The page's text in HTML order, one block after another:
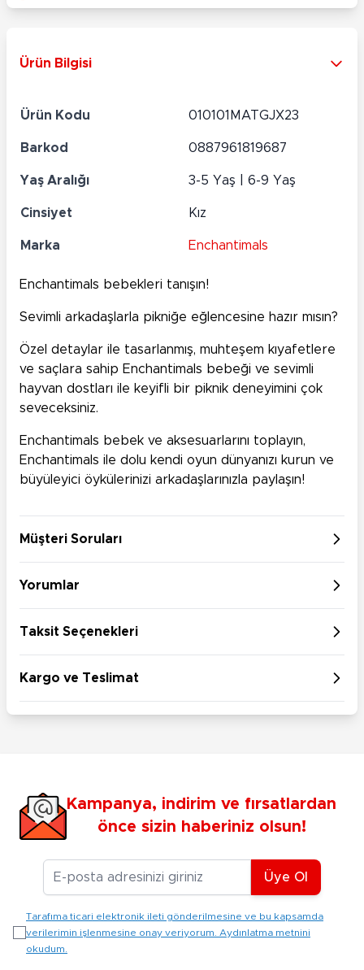
Ürün Bilgisi
Ürün Kodu 010101MATGJX23
Barkod 0887961819687
Yaş Aralığı 3-5 Yaş | 6-9 Yaş
Cinsiyet Kız
Marka Enchantimals
Enchantimals bebekleri tanışın!
Sevimli arkadaşlarla pikniğe eğlencesine hazır mısın?
Özel detaylar ile tasarlanmış, muhteşem kıyafetlere
ve saçlara sahip Enchantimals bebeği ve sevimli
hayvan dostları ile keyifli bir piknik deneyimini çok
seveceksiniz.
Enchantimals bebek ve aksesuarlarını toplayın,
Enchantimals ile dolu kendi oyun dünyanızı kurun ve
büyüleyici öykülerinizi arkadaşlarınızla paylaşın!
Müşteri Soruları
Yorumlar
Taksit Seçenekleri
Kargo ve Teslimat
Kampanya, indirim ve fırsatlardan
önce sizin haberiniz olsun!
E-posta Adresiniz
Üye Ol
Tarafıma ticari elektronik ileti gönderilmesine ve bu kapsamda
verilerimin işlenmesine onay veriyorum. Aydınlatma metnini
okudum.